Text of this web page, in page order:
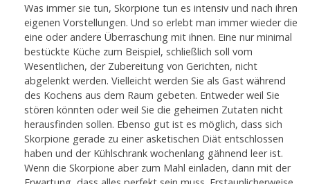
Was immer sie tun, Skorpione tun es intensiv und nach ihren
eigenen Vorstellungen. Und so erlebt man immer wieder die
eine oder andere Überraschung mit ihnen. Eine nur minimal
bestückte Küche zum Beispiel, schließlich soll vom
Wesentlichen, der Zubereitung von Gerichten, nicht
abgelenkt werden. Vielleicht werden Sie als Gast während
des Kochens aus dem Raum gebeten. Entweder weil Sie
stören könnten oder weil Sie die geheimen Zutaten nicht
herausfinden sollen. Ebenso gut ist es möglich, dass sich
Skorpione gerade zu einer asketischen Diät entschlossen
haben und der Kühlschrank wochenlang gähnend leer ist.
Wenn die Skorpione aber zum Mahl einladen, dann mit der